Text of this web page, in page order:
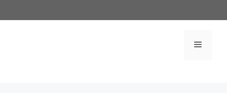
al
Menú